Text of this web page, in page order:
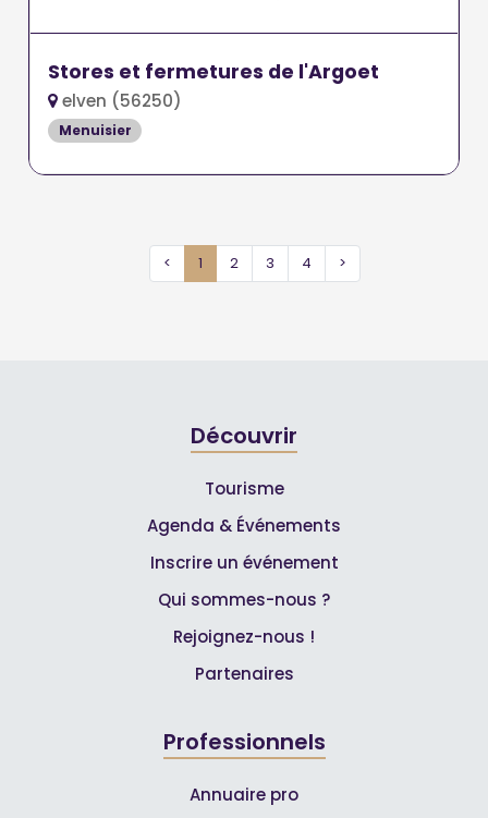
Stores et fermetures de l'Argoet
elven (56250)
Menuisier
< 1 2 3 4 >
Découvrir
Tourisme
Agenda & Événements
Inscrire un événement
Qui sommes-nous ?
Rejoignez-nous !
Partenaires
Professionnels
Annuaire pro